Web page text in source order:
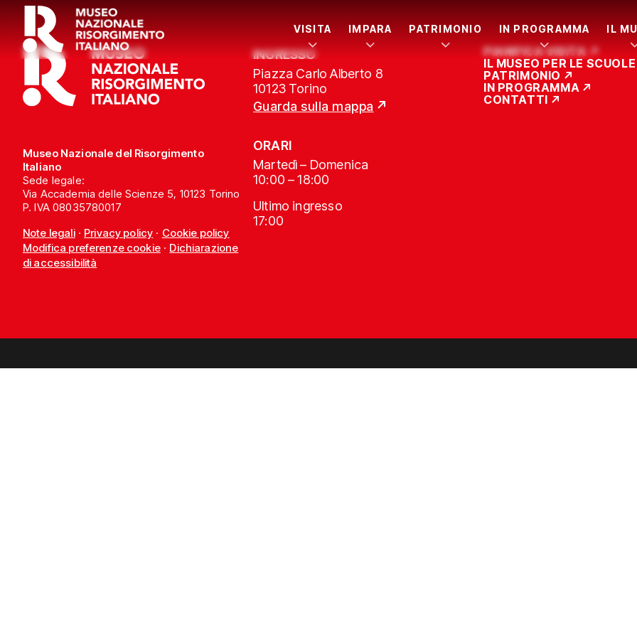
VISITA IMPARA PATRIMONIO IN PROGRAMMA IL
Museo Nazionale del Risorgimento
Italiano
Sede legale:
Via Accademia delle Scienze 5, 10123 Torino
P. IVA 08035780017
Note legali· Privacy policy · Cookie policy
Modifica preferenze cookie· Dichiarazione
di accessibilità
INGRESSO
Piazza Carlo Alberto 8
10123 Torino
Guarda sulla mappa
ORARI
Martedì – Domenica
10:00 – 18:00
Ultimo ingresso
17:00
PIANIFICA VISITA
IL MUSEO PER LE SCUOLE
PATRIMONIO
IN PROGRAMMA
CONTATTI